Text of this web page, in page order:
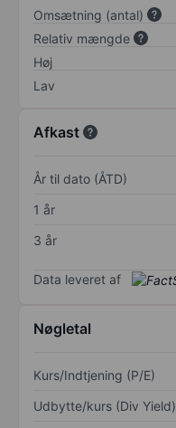
Omsætning (antal)
Relativ mængde
Høj
Lav
Afkast
År til dato (ÅTD)
1 år
3 år
Data leveret af
Nøgletal
Kurs/Indtjening (P/E)
Udbytte/kurs (Div Yield)